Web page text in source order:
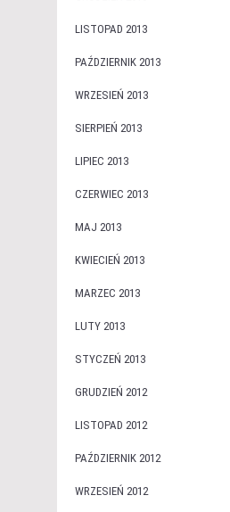
LISTOPAD 2013
PAŹDZIERNIK 2013
WRZESIEŃ 2013
SIERPIEŃ 2013
LIPIEC 2013
CZERWIEC 2013
MAJ 2013
KWIECIEŃ 2013
MARZEC 2013
LUTY 2013
STYCZEŃ 2013
GRUDZIEŃ 2012
LISTOPAD 2012
PAŹDZIERNIK 2012
WRZESIEŃ 2012